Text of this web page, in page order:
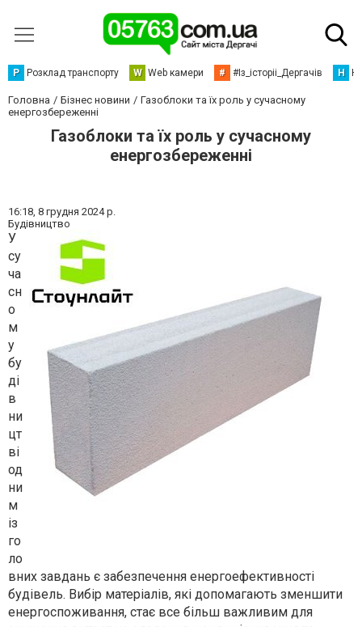
Р Розклад транспорту W Web камери # #Із_історіі_Дергачів Н
Головна Бізнес новини
Газоблоки та їх роль у сучасному
енергозбереженні
Газоблоки та їх роль у сучасному
енергозбереженні
16:18, 8 грудня 2024 р.
Будівництво
У
су
ча
сн
о
м
у
бу
ді
в
ни
цт
ві
од
ни
м
із
го
ло
вних завдань є забезпечення енергоефективності
будівель. Вибір матеріалів, які допомагають зменшити
енергоспоживання, стає все більш важливим для